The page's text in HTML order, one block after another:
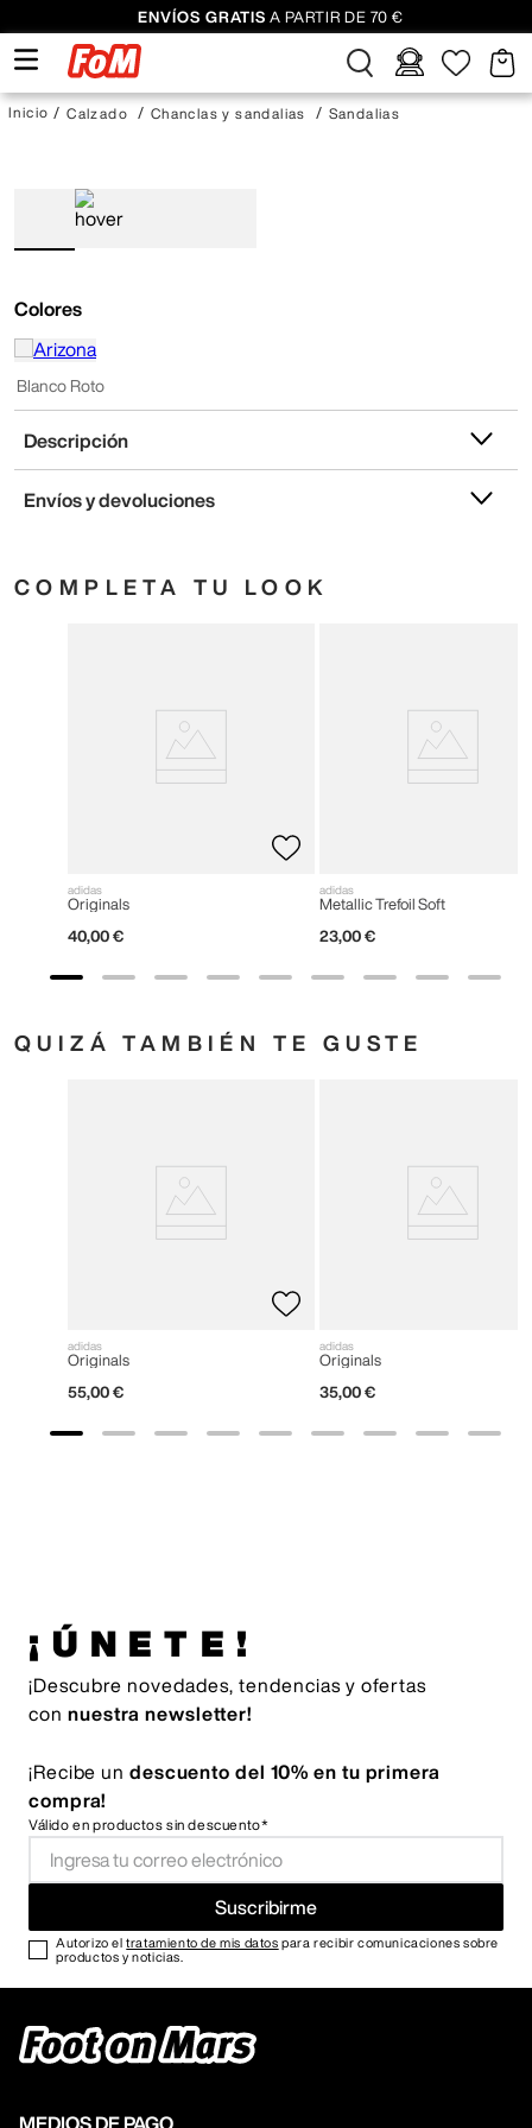
ENVÍOS GRATIS A PARTIR DE 70 €
Calzado Chanclas y sandalias Sandalias
Colores
Blanco Roto
Descripción
Envíos y devoluciones
COMPLETA TU LOOK
adidas
Originals
40,00 €
adidas
Metallic Trefoil Soft
23,00 €
QUIZÁ TAMBIÉN TE GUSTE
adidas
Originals
55,00 €
adidas
Originals
35,00 €
¡ÚNETE!
¡Descubre novedades, tendencias y ofertas
con nuestra newsletter!
¡Recibe un descuento del 10% en tu primera
compra!
Válido en productos sin descuento*
Suscribirme
Autorizo eltratamiento de mis datos para recibir comunicaciones sobre
productos y noticias.
MEDIOS DE PAGO